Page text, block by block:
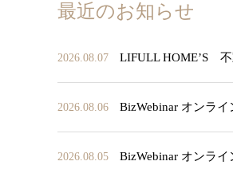
最近のお知らせ
2026.08.07 LIFULL HOME’S
2026.08.06 BizWebinar オンラ
2026.08.05 BizWebinar オンラ